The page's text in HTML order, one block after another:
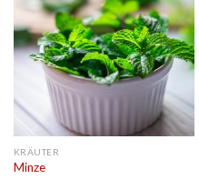
KRÄUTER
Minze